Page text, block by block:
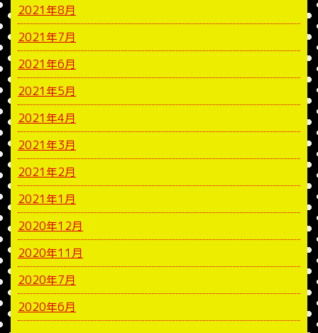
2021年8月
2021年7月
2021年6月
2021年5月
2021年4月
2021年3月
2021年2月
2021年1月
2020年12月
2020年11月
2020年7月
2020年6月